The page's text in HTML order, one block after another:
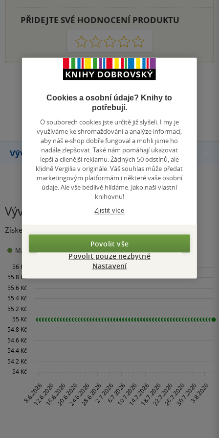
PŘIDEJTE SVÉ HODNOCENÍ PRODUKTU
1 2 3 4 5
Zobrazit všechna hodnocení
Přidat hodnocení
Vývoj ceny
Vývoj ceny
Získejte přehled o vývoji ceny za posledních 60 dní.
Maloobchodní cena Minimální prodejní cena:55 Kč
Cookies a osobní údaje? Knihy to
potřebují.
O souborech cookies jste určitě již slyšeli. I my je
využíváme ke shromažďování a analýze informací,
aby náš e-shop dobře fungoval a mohli jsme ho
nadále zlepšovat. Také nám pomáhají ukazovat
lepší a cílenější reklamu. Žádných 50 odstínů, ale
klidně Vergilia v originále. Váš souhlas může předat
marketingovým platformám i některé vaše osobní
údaje. Ale vše bedlivě hlídáme. Jako naši vlastní
knihovnu!
Zjistit více
Povolit vše
Povolit pouze nezbytné
Nastavení